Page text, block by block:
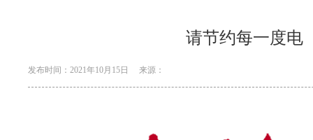
请节约每一度电
发布时间：2021年10月15日 来源：